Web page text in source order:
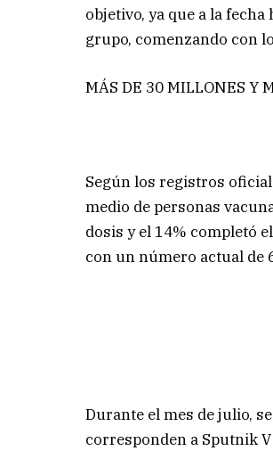
objetivo, ya que a la
grupo, comenzando con
MÁS DE 30 MILLONES Y
Según los registros
medio de personas
dosis y el 14% completó
con un número actual de
Durante el mes de julio,
corresponden a Sputnik